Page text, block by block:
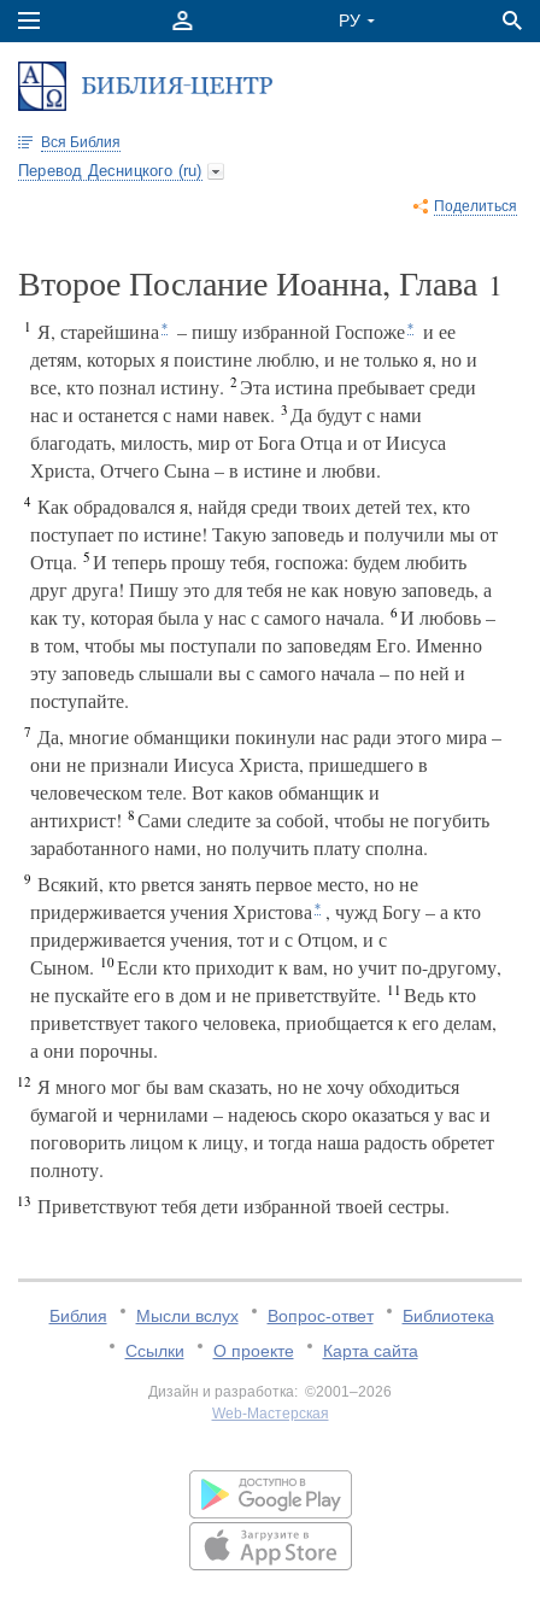
Вся Библия
Перевод Десницкого (ru)
Поделиться
Второе Послание Иоанна, Глава 1
1 Я, старейшина * – пишу избранной Госпоже*
и ее
детям, которых я поистине люблю, и не только я, но и
все, кто познал истину. 2Эта истина пребывает среди
нас и останется с нами навек. 3Да будут с нами
благодать, милость, мир от Бога Отца и от Иисуса
Христа, Отчего Сына – в истине и любви.
4 Как обрадовался я, найдя среди твоих детей тех, кто
поступает по истине! Такую заповедь и получили мы от
Отца. 5И теперь прошу тебя, госпожа: будем любить
друг друга! Пишу это для тебя не как новую заповедь, а
как ту, которая была у нас с самого начала. 6И любовь –
в том, чтобы мы поступали по заповедям Его. Именно
эту заповедь слышали вы с самого начала – по ней и
поступайте.
7 Да, многие обманщики покинули нас ради этого мира –
они не признали Иисуса Христа, пришедшего в
человеческом теле. Вот каков обманщик и
антихрист! 8Сами следите за собой, чтобы не погубить
заработанного нами, но получить плату сполна.
9 Всякий, кто рвется занять первое место, но не
придерживается учения Христова * , чужд Богу – а кто
придерживается учения, тот и с Отцом, и с
Сыном. 10Если кто приходит к вам, но учит по-другому,
не пускайте его в дом и не приветствуйте. 11Ведь кто
приветствует такого человека, приобщается к его делам,
а они порочны.
12 Я много мог бы вам сказать, но не хочу обходиться
бумагой и чернилами – надеюсь скоро оказаться у вас и
поговорить лицом к лицу, и тогда наша радость обретет
полноту.
13 Приветствуют тебя дети избранной твоей сестры.
Библия Мысли вслух Вопрос-ответ
Библиотека
Ссылки
О проекте Карта сайта
Дизайн и разработка: ©2001–2026
Web-Мастерская